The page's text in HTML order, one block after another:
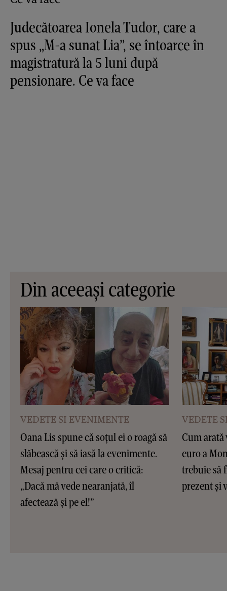
Judecătoarea Ionela Tudor, care a
spus „M-a sunat Lia”, se întoarce în
magistratură la 5 luni după
pensionare. Ce va face
Din aceeași categorie
VEDETE SI EVENIMENTE
Oana Lis spune că soțul ei o roagă să
slăbească și să iasă la evenimente.
Mesaj pentru cei care o critică:
„Dacă mă vede nearanjată, îl
afectează și pe el!”
VEDETE
Cum arată
euro a
trebuie să
prezent și